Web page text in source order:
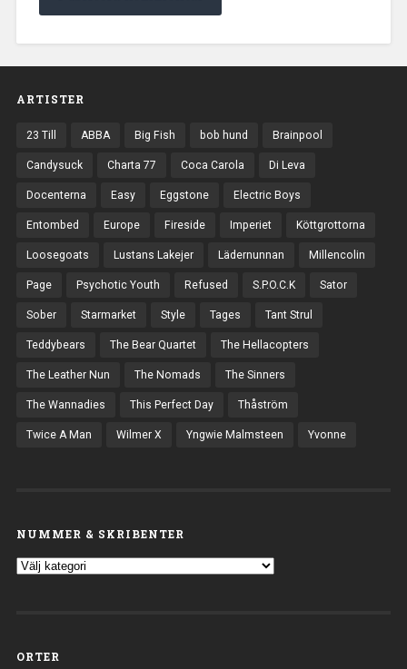
ARTISTER
23 Till ABBA Big Fish bob hund Brainpool
Candysuck Charta 77 Coca Carola Di Leva
Docenterna Easy Eggstone Electric Boys
Entombed Europe Fireside Imperiet Köttgrottorna
Loosegoats Lustans Lakejer Lädernunnan Millencolin
Page Psychotic Youth Refused S.P.O.C.K Sator
Sober Starmarket Style Tages Tant Strul
Teddybears The Bear Quartet The Hellacopters
The Leather Nun The Nomads The Sinners
The Wannadies This Perfect Day Thåström
Twice A Man Wilmer X Yngwie Malmsteen Yvonne
NUMMER & SKRIBENTER
ORTER